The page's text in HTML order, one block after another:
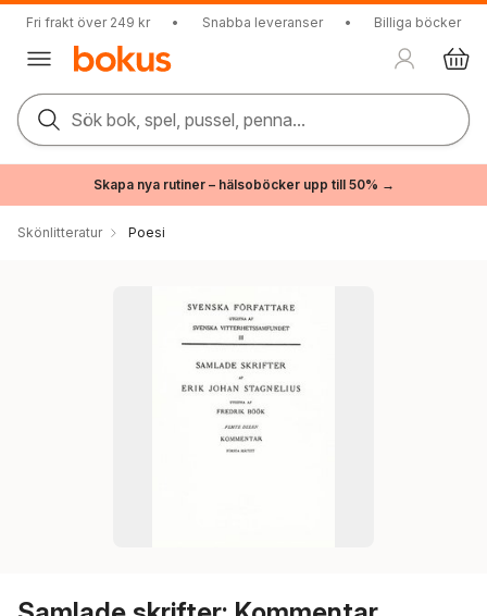
Fri frakt över 249 kr • Snabba leveranser • Billiga böcker
Sök bok, spel, pussel, penna...
Skapa nya rutiner – hälsoböcker upp till 50% →
Skönlitteratur Poesi